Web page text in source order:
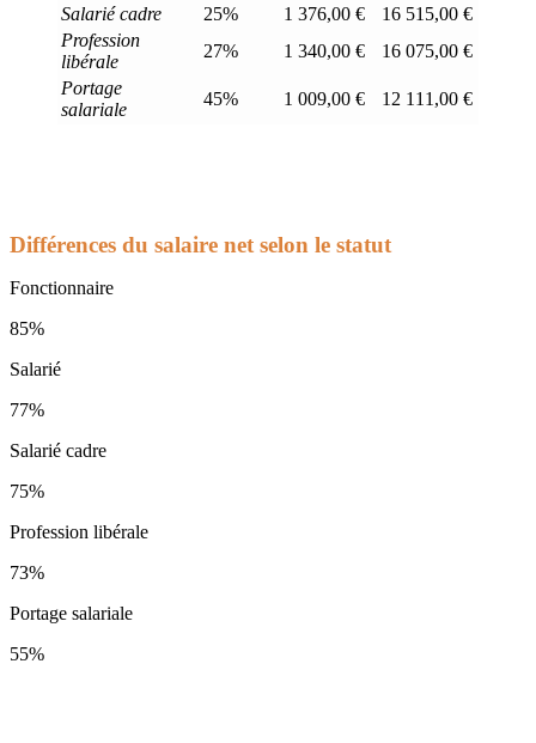
Salarié cadre
25% 1 376,00 €
16 515,00 €
Profession
libérale
27% 1 340,00 €
16 075,00 €
Portage
salariale
45% 1 009,00 € 12 111,00 €
Différences du salaire net selon le statut
Fonctionnaire
85%
Salarié
77%
Salarié cadre
75%
Profession libérale
73%
Portage salariale
55%